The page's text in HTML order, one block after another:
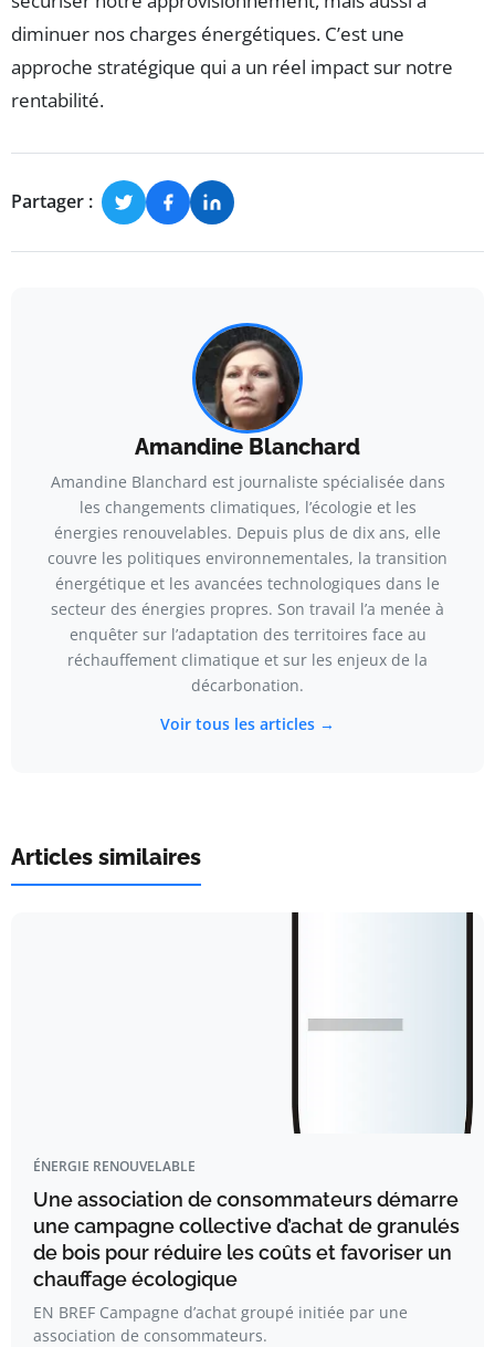
diminuer nos charges énergétiques. C’est une
approche stratégique qui a un réel impact sur notre
rentabilité.
Partager :
Amandine Blanchard
Amandine Blanchard est journaliste spécialisée dans
les changements climatiques, l’écologie et les
énergies renouvelables. Depuis plus de dix ans, elle
couvre les politiques environnementales, la transition
énergétique et les avancées technologiques dans le
secteur des énergies propres. Son travail l’a menée à
enquêter sur l’adaptation des territoires face au
réchauffement climatique et sur les enjeux de la
décarbonation.
Voir tous les articles →
Articles similaires
ÉNERGIE RENOUVELABLE
Une association de consommateurs démarre
une campagne collective d’achat de granulés
de bois pour réduire les coûts et favoriser un
chauffage écologique
EN BREF Campagne d’achat groupé initiée par une
association de consommateurs.